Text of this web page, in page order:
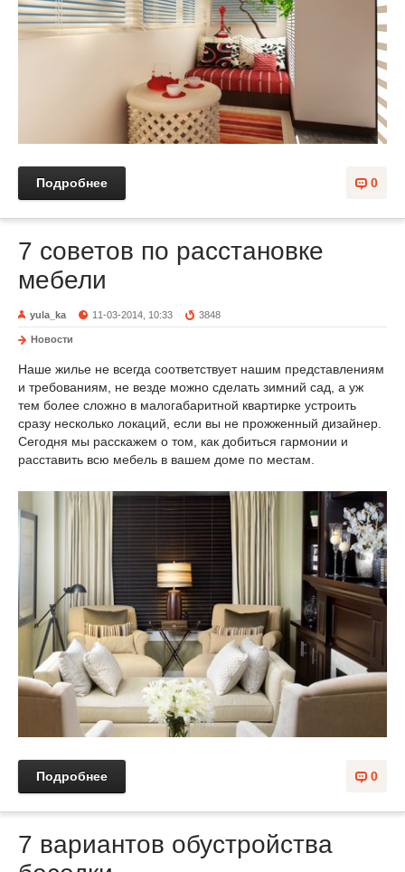
0
Подробнее
7 советов по расстановке
мебели
yula_ka 11-03-2014, 10:33 3848
Новости
Наше жилье не всегда соответствует нашим представлениям
и требованиям, не везде можно сделать зимний сад, а уж
тем более сложно в малогабаритной квартирке устроить
сразу несколько локаций, если вы не прожженный дизайнер.
Сегодня мы расскажем о том, как добиться гармонии и
расставить всю мебель в вашем доме по местам.
0
Подробнее
7 вариантов обустройства